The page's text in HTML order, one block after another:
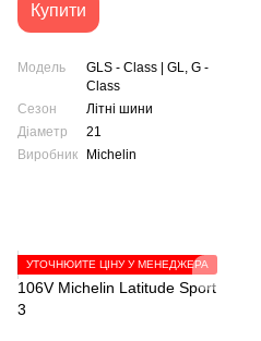
Купити
Модель
GLS - Class | GL, G -
Class
Сезон
Літні шини
Діаметр
21
Виробник
Michelin
УТОЧНЮЙТЕ ЦІНУ У МЕНЕДЖЕРА